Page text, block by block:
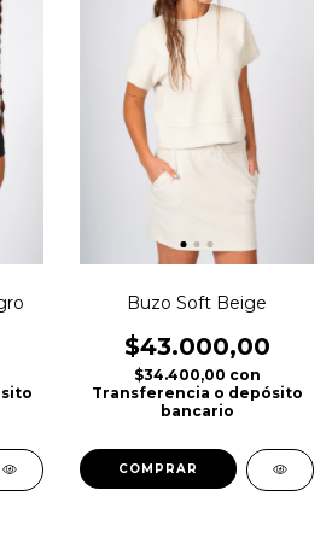
Buzo Soft Beige
$43.000,00
$34.400,00 con
Transferencia o depósito
bancario
COMPRAR